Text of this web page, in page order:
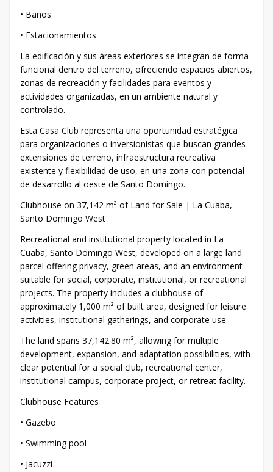
• Baños
• Estacionamientos
La edificación y sus áreas exteriores se integran de forma
funcional dentro del terreno, ofreciendo espacios abiertos,
zonas de recreación y facilidades para eventos y
actividades organizadas, en un ambiente natural y
controlado.
Esta Casa Club representa una oportunidad estratégica
para organizaciones o inversionistas que buscan grandes
extensiones de terreno, infraestructura recreativa
existente y flexibilidad de uso, en una zona con potencial
de desarrollo al oeste de Santo Domingo.
Clubhouse on 37,142 m² of Land for Sale | La Cuaba,
Santo Domingo West
Recreational and institutional property located in La
Cuaba, Santo Domingo West, developed on a large land
parcel offering privacy, green areas, and an environment
suitable for social, corporate, institutional, or recreational
projects. The property includes a clubhouse of
approximately 1,000 m² of built area, designed for leisure
activities, institutional gatherings, and corporate use.
The land spans 37,142.80 m², allowing for multiple
development, expansion, and adaptation possibilities, with
clear potential for a social club, recreational center,
institutional campus, corporate project, or retreat facility.
Clubhouse Features
• Gazebo
• Swimming pool
• Jacuzzi